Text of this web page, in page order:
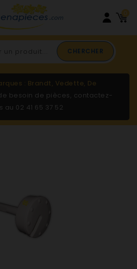
0
CHERCHER
: Brandt, Vedette, De
besoin de pièces, contactez-
au 02 41 65 37 52